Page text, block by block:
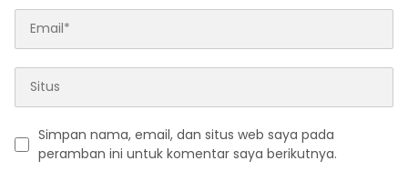
Simpan nama, email, dan situs web saya pada
peramban ini untuk komentar saya berikutnya.